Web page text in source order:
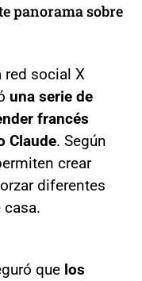
panorama sobre
red social X
una serie de
francés
Claude. Según
crear
diferentes
que los